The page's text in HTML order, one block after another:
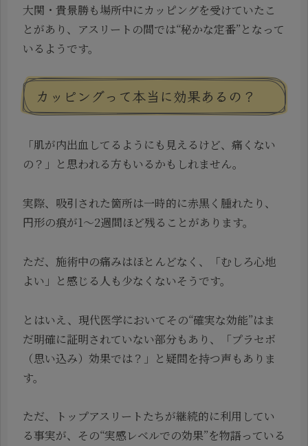
大関・貴景勝も場所中にカッピングを受けていたこ
とがあり、アスリートの間では“秘かな定番”となって
いるようです。
カッピングって本当に効果あるの？
「肌が内出血してるようにも見えるけど、痛くない
の？」と思われる方もいるかもしれません。
実際、吸引された箇所は一時的に赤黒く腫れたり、
円形の痕が1～2週間ほど残ることがあります。
ただ、施術中の痛みはほとんどなく、「むしろ心地
よい」と感じる人も少なくないそうです。
とはいえ、現代医学においてその“確実な効能”はま
だ明確に証明されていない部分もあり、「プラセボ
（思い込み）効果では？」と疑問を持つ声もありま
す。
ただ、トップアスリートたちが継続的に利用してい
る事実が、その“実感レベルでの効果”を物語っている